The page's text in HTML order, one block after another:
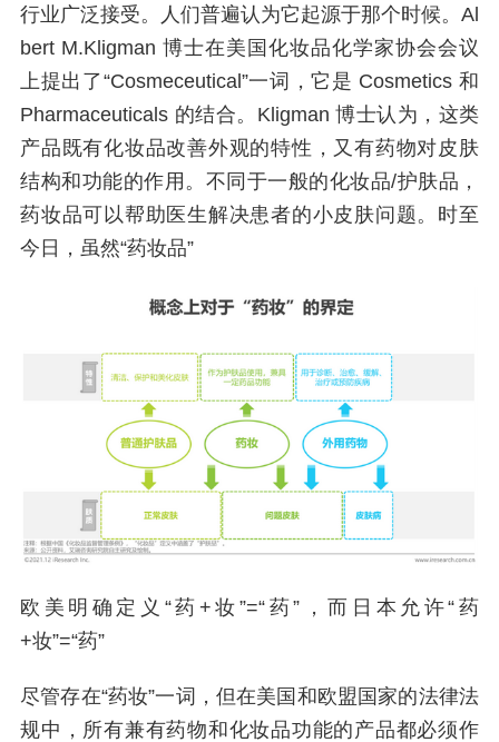
行业广泛接受。人们普遍认为它起源于那个时候。Al
bert M.Kligman 博士在美国化妆品化学家协会会议
上提出了“Cosmeceutical”一词，它是 Cosmetics 和
Pharmaceuticals 的结合。Kligman 博士认为，这类
产品既有化妆品改善外观的特性，又有药物对皮肤
结构和功能的作用。不同于一般的化妆品/护肤品，
药妆品可以帮助医生解决患者的小皮肤问题。时至
今日，虽然“药妆品”
欧美明确定义“药+妆”=“药”，而日本允许“药
+妆”=“药”
尽管存在“药妆”一词，但在美国和欧盟国家的法律法
规中，所有兼有药物和化妆品功能的产品都必须作